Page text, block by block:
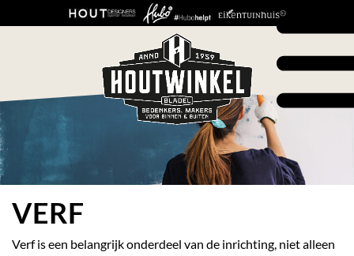
VERF
Verf is een belangrijk onderdeel van de inrichting, niet alleen